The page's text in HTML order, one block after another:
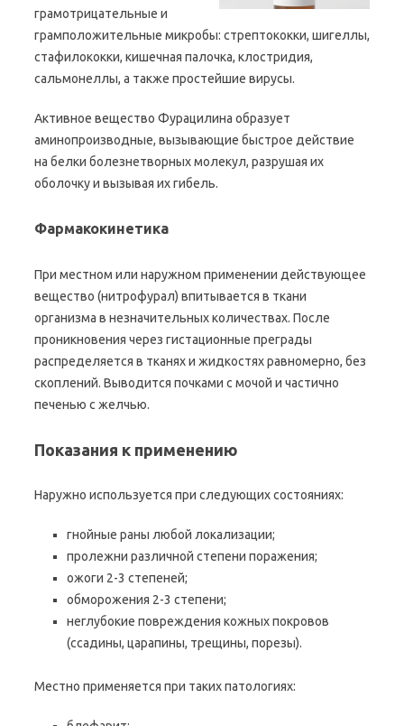
грамотрицательные и
грамположительные микробы: стрептококки, шигеллы,
стафилококки, кишечная палочка, клостридия,
сальмонеллы, а также простейшие вирусы.
Активное вещество Фурацилина образует
аминопроизводные, вызывающие быстрое действие
на белки болезнетворных молекул, разрушая их
оболочку и вызывая их гибель.
Фармакокинетика
При местном или наружном применении действующее
вещество (нитрофурал) впитывается в ткани
организма в незначительных количествах. После
проникновения через гистационные преграды
распределяется в тканях и жидкостях равномерно, без
скоплений. Выводится почками с мочой и частично
печенью с желчью.
Показания к применению
Наружно используется при следующих состояниях:
гнойные раны любой локализации;
пролежни различной степени поражения;
ожоги 2-3 степеней;
обморожения 2-3 степени;
неглубокие повреждения кожных покровов
(ссадины, царапины, трещины, порезы).
Местно применяется при таких патологиях: